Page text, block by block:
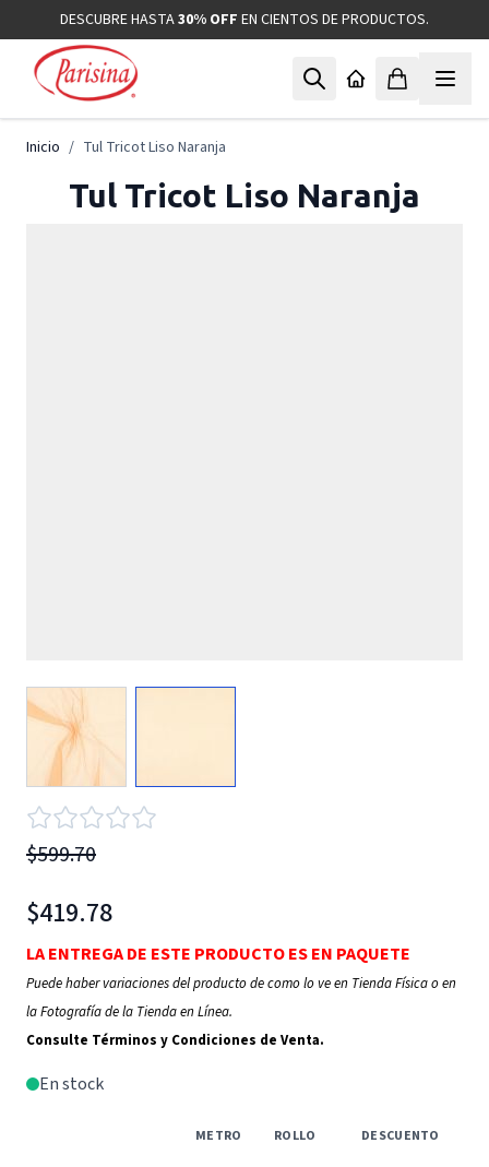
Ir al contenidoDESCUBRE HASTA30% OFF EN CIENTOS DE PRODUCTOS.
Inicio / Tul Tricot Liso Naranja
Tul Tricot Liso Naranja
View larger image
$599.70
$419.78
LA ENTREGA DE ESTE PRODUCTO ES EN PAQUETE
Puede haber variaciones del producto de como lo ve en Tienda Física o en
la Fotografía de la Tienda en Línea.
Consulte Términos y Condiciones de Venta.
En stock
METRO ROLLO DESCUENTO